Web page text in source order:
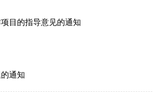
目的指导意见的通知
通知